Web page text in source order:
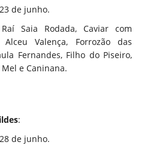
de junho.
Saia Rodada, Caviar com
Alceu Valença, Forrozão das
Fernandes, Filho do Piseiro,
e Caninana.
:
de junho.